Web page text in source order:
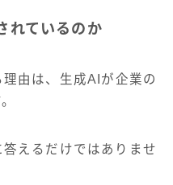
れているのか
由は、生成AIが企業の
えるだけではありませ